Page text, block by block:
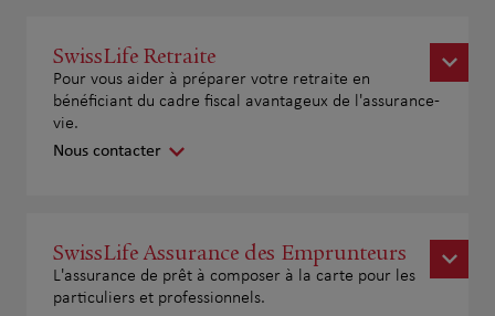
SwissLife Retraite
Pour vous aider à préparer votre retraite en
bénéficiant du cadre fiscal avantageux de l'assurance-
vie.
Nous contacter
SwissLife Assurance des Emprunteurs
L'assurance de prêt à composer à la carte pour les
particuliers et professionnels.